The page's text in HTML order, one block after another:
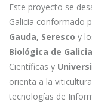
Este proyecto se
Galicia conformado
Gauda, Seresco y
Biológica de Galicia
Científicas y
orienta a la
tecnologías de